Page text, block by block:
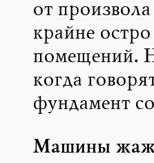
от
крайне
помещений.
когда
фундамент
Машины